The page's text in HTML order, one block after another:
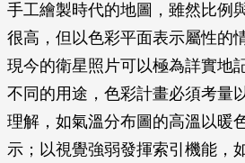
手工繪製時代的地圖，雖然比例
很高，但以色彩平面表示屬性的
現今的衛星照片可以極為詳實地
不同的用途，色彩計畫必須考量
理解，如氣溫分布圖的高溫以暖
示；以視覺強弱發揮索引機能，